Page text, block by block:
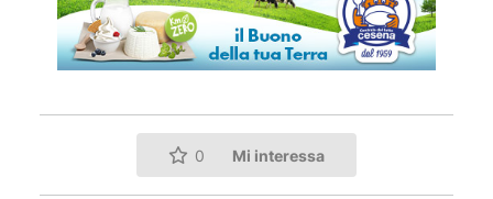
0 Mi interessa